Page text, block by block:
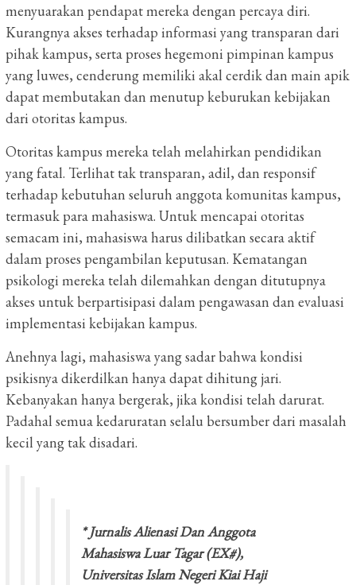
menyuarakan pendapat mereka dengan percaya diri.
Kurangnya akses terhadap informasi yang transparan dari
pihak kampus, serta proses hegemoni pimpinan kampus
yang luwes, cenderung memiliki akal cerdik dan main apik
dapat membutakan dan menutup keburukan kebijakan
dari otoritas kampus.
Otoritas kampus mereka telah melahirkan pendidikan
yang fatal. Terlihat tak transparan, adil, dan responsif
terhadap kebutuhan seluruh anggota komunitas kampus,
termasuk para mahasiswa. Untuk mencapai otoritas
semacam ini, mahasiswa harus dilibatkan secara aktif
dalam proses pengambilan keputusan. Kematangan
psikologi mereka telah dilemahkan dengan ditutupnya
akses untuk berpartisipasi dalam pengawasan dan evaluasi
implementasi kebijakan kampus.
Anehnya lagi, mahasiswa yang sadar bahwa kondisi
psikisnya dikerdilkan hanya dapat dihitung jari.
Kebanyakan hanya bergerak, jika kondisi telah darurat.
Padahal semua kedaruratan selalu bersumber dari masalah
kecil yang tak disadari.
* Jurnalis Alienasi Dan Anggota
Mahasiswa Luar Tagar (EX#),
Universitas Islam Negeri Kiai Haji